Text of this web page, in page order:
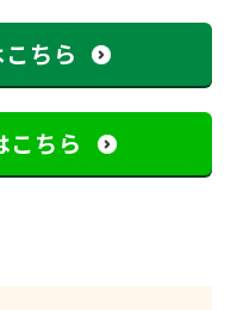
ちら
こちら